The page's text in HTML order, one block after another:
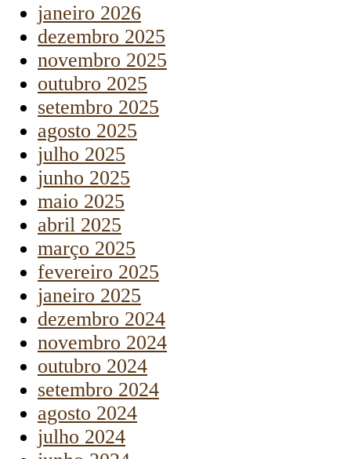
janeiro 2026
dezembro 2025
novembro 2025
outubro 2025
setembro 2025
agosto 2025
julho 2025
junho 2025
maio 2025
abril 2025
março 2025
fevereiro 2025
janeiro 2025
dezembro 2024
novembro 2024
outubro 2024
setembro 2024
agosto 2024
julho 2024